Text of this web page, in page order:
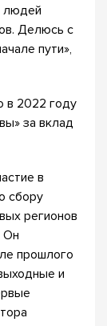
людей
Делюсь с
пути»,
в 2022 году
за вклад
в
сбору
регионов
Он
прошлого
и